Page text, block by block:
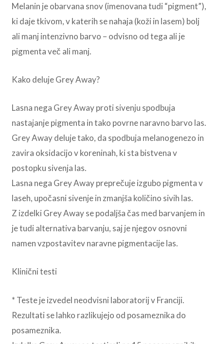
Melanin je obarvana snov (imenovana tudi “pigment”),
ki daje tkivom, v katerih se nahaja (koži in lasem) bolj
ali manj intenzivno barvo – odvisno od tega ali je
pigmenta več ali manj.
Kako deluje Grey Away?
Lasna nega Grey Away proti sivenju spodbuja
nastajanje pigmenta in tako povrne naravno barvo las.
Grey Away deluje tako, da spodbuja melanogenezo in
zavira oksidacijo v koreninah, ki sta bistvena v
postopku sivenja las.
Lasna nega Grey Away preprečuje izgubo pigmenta v
laseh, upočasni sivenje in zmanjša količino sivih las.
Z izdelki Grey Away se podaljša čas med barvanjem in
je tudi alternativa barvanju, saj je njegov osnovni
namen vzpostavitev naravne pigmentacije las.
Klinični testi
* Teste je izvedel neodvisni laboratorij v Franciji.
Rezultati se lahko razlikujejo od posameznika do
posameznika.